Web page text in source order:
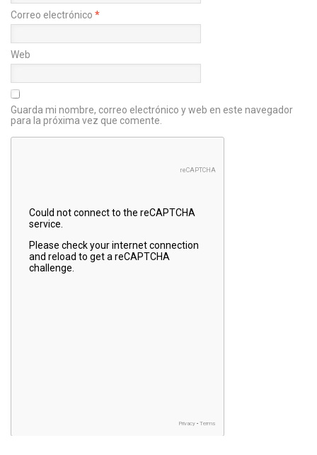
Correo electrónico *
Web
Guarda mi nombre, correo electrónico y web en este navegador
para la próxima vez que comente.